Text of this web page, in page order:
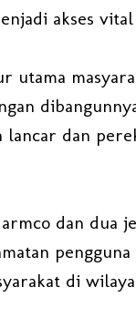
akses
utama
lancar dan
dan dua
di